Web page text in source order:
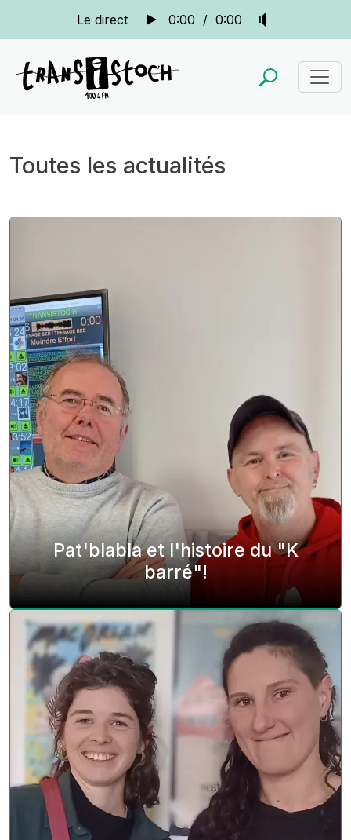
Le direct 0:00 / 0:00
Toutes les actualités
Pat'blabla et l'histoire du "K
barré"!